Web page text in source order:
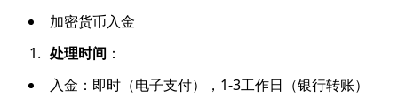
加密货币入金
处理时间 ：
入金：即时（电子支付），1-3工作日（银行转账）